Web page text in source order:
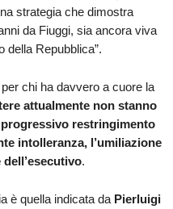
strategia che dimostra
da Fiuggi, sia ancora viva
della Repubblica”.
chi ha davvero a cuore la
attualmente non stanno
restringimento
intolleranza, l’umiliazione
.
è quella indicata da Pierluigi